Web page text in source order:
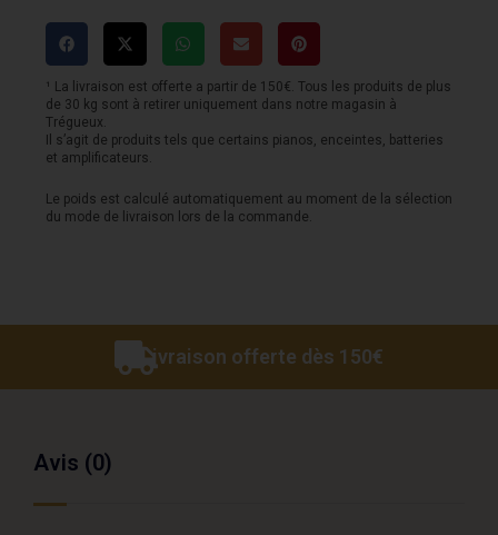
YAMAHA
Storia
I
-
White
¹ La livraison est offerte a partir de 150€. Tous les produits de plus
de 30 kg sont à retirer uniquement dans notre magasin à
Trégueux.
Il s’agit de produits tels que certains pianos, enceintes, batteries
et amplificateurs.
Le poids est calculé automatiquement au moment de la sélection
du mode de livraison lors de la commande.
Livraison offerte dès 150€
Avis (0)